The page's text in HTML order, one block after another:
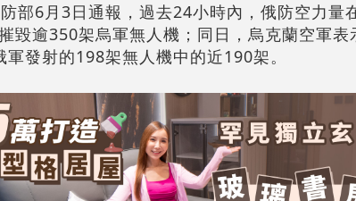
部6月3日通報，過去24小時內，俄防空力量
毀逾350架烏軍無人機；同日，烏克蘭空軍
發射的198架無人機中的近190架。